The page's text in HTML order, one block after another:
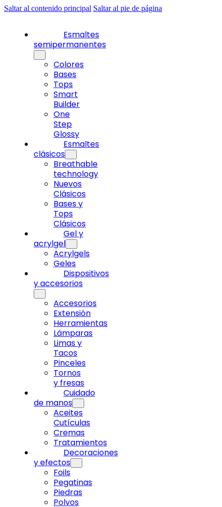
Saltar al contenido principal Saltar al pie de página
Esmaltes
semipermanentes
Colores
Bases
Tops
Smart
Builder
One
Step
Glossy
Esmaltes
clásicos
Breathable
technology
Nuevos
Clásicos
Bases y
Tops
Clásicos
Gel y
acrylgel
Acrylgels
Geles
Dispositivos
y accesorios
Accesorios
Extensión
Herramientas
Lámparas
Limas y
Tacos
Pinceles
Tornos
y fresas
Cuidado
de manos
Aceites
Cutículas
Cremas
Tratamientos
Decoraciones
y efectos
Foils
Pegatinas
Piedras
Polvos